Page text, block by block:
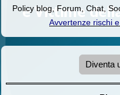
Policy blog, Forum, Chat,
Avvertenze rischi
Diventa